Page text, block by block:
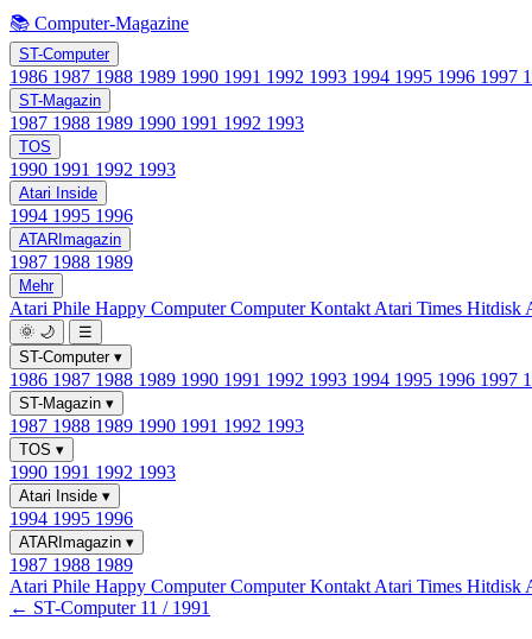
📚 Computer-Magazine
ST-Computer
1986 1987 1988 1989 1990 1991 1992 1993 1994 1995 1996 1997
ST-Magazin
1987 1988 1989 1990 1991 1992 1993
TOS
1990 1991 1992 1993
Atari Inside
1994 1995 1996
ATARImagazin
1987 1988 1989
Mehr
Atari Phile Happy ComputerComputer Kontakt Atari Times Hitdisk
🌞 🌙
☰
ST-Computer ▾
1986 1987 1988 1989 1990 1991 1992 1993 1994 1995 1996 1997
ST-Magazin ▾
1987 1988 1989 1990 1991 1992 1993
TOS ▾
1990 1991 1992 1993
Atari Inside ▾
1994 1995 1996
ATARImagazin ▾
1987 1988 1989
Atari Phile Happy ComputerComputer Kontakt Atari Times Hitdisk
← ST-Computer 11 / 1991